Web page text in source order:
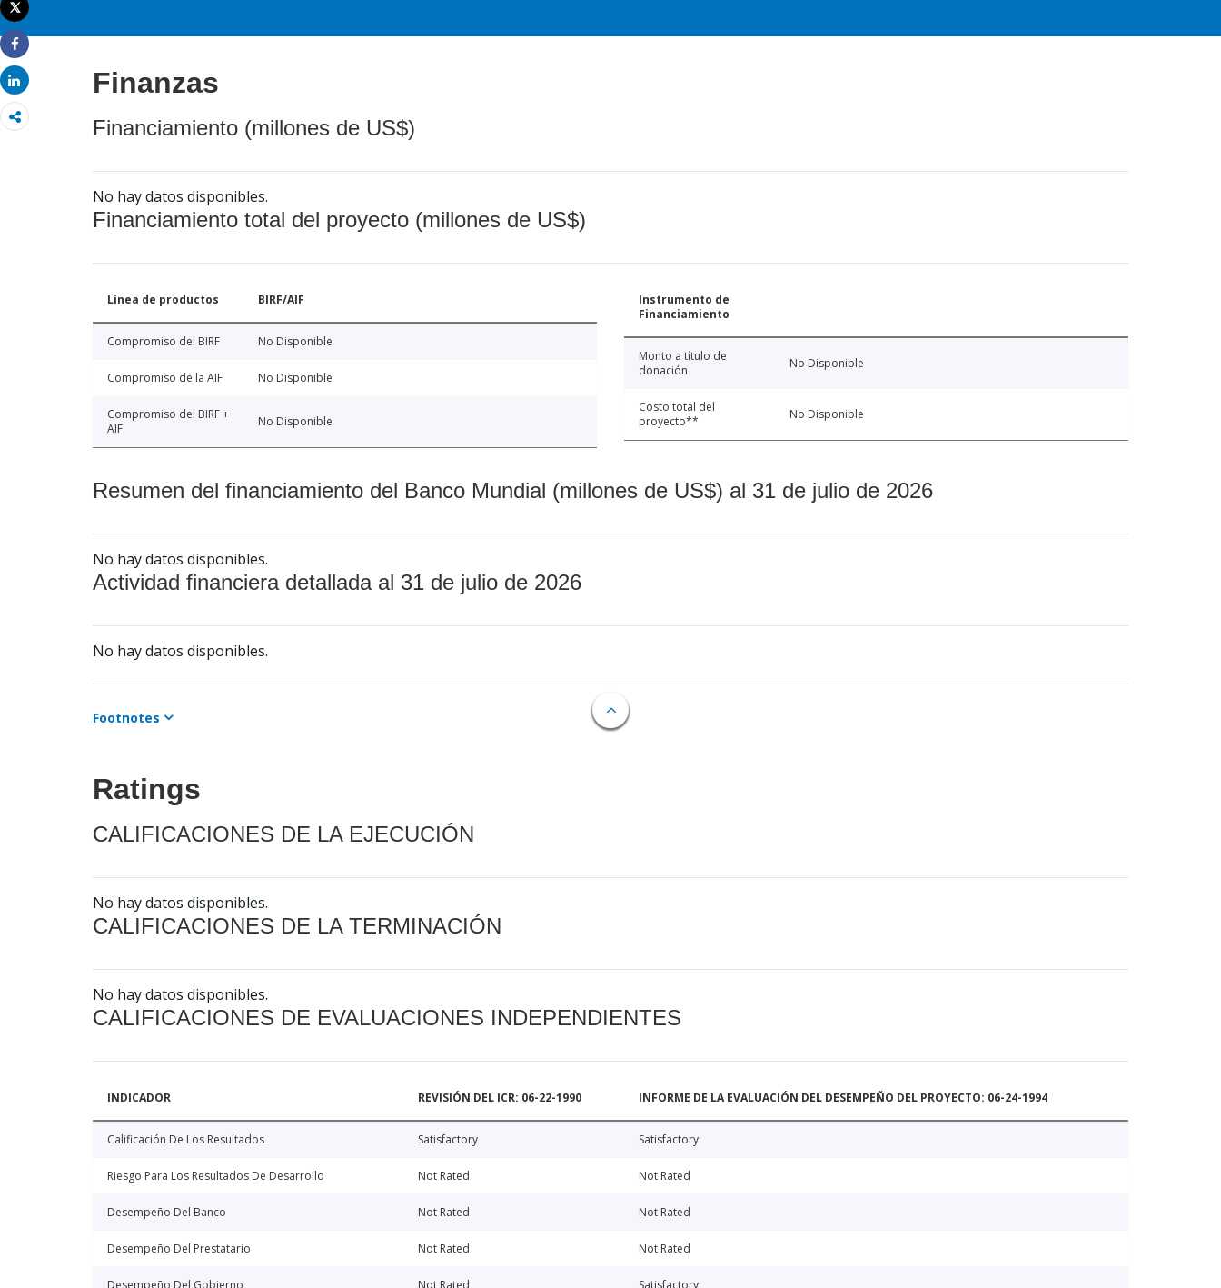
Imprimir
Tweet
Share
Share
Finanzas
Financiamiento (millones de US$)
No hay datos disponibles.
Financiamiento total del proyecto (millones de US$)
Línea de productos BIRF/AIF
Compromiso del BIRF No Disponible
Compromiso de la AIF No Disponible
Compromiso del BIRF +
AIF
No Disponible
Instrumento de
Financiamiento
Monto a título de
donación
No Disponible
Costo total del
proyecto**
No Disponible
Resumen del financiamiento del Banco Mundial (millones de US$) al 31 de julio de 2026
No hay datos disponibles.
Actividad financiera detallada al 31 de julio de 2026
No hay datos disponibles.
Footnotes
Ratings
CALIFICACIONES DE LA EJECUCIÓN
No hay datos disponibles.
CALIFICACIONES DE LA TERMINACIÓN
No hay datos disponibles.
CALIFICACIONES DE EVALUACIONES INDEPENDIENTES
INDICADOR REVISIÓN DEL ICR: 06-22-1990 INFORME DE LA EVALUACIÓN DEL DESEMPEÑO DEL PROYECTO: 06-24-1994
Calificación De Los Resultados Satisfactory Satisfactory
Riesgo Para Los Resultados De Desarrollo Not Rated Not Rated
Desempeño Del Banco Not Rated Not Rated
Desempeño Del Prestatario Not Rated Not Rated